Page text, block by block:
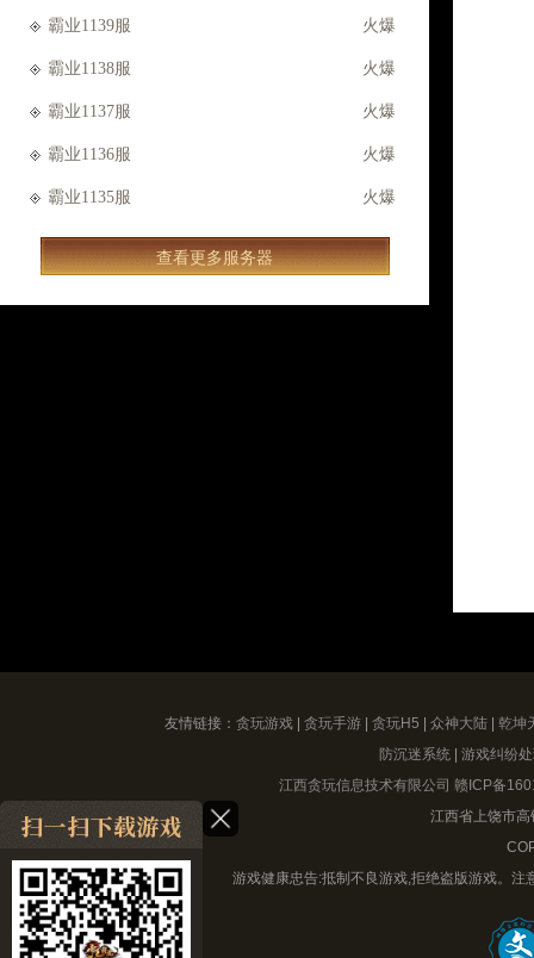
霸业1139服 火爆
霸业1138服 火爆
霸业1137服 火爆
霸业1136服 火爆
霸业1135服 火爆
查看更多服务器
友情链接： 贪玩游戏 贪玩手游 贪玩H5 众神大陆
乾坤
防沉迷系统| 游戏纠纷
江西贪玩信息技术有限公司 赣ICP备
江西省上饶市
游戏健康忠告:抵制不良游戏,拒绝盗版游戏。